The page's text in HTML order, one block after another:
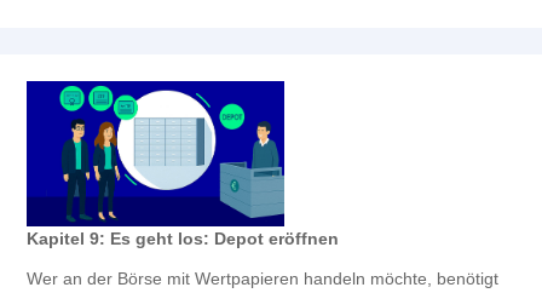
Kapitel 9: Es geht los: Depot eröffnen
Wer an der Börse mit Wertpapieren handeln möchte, benötigt